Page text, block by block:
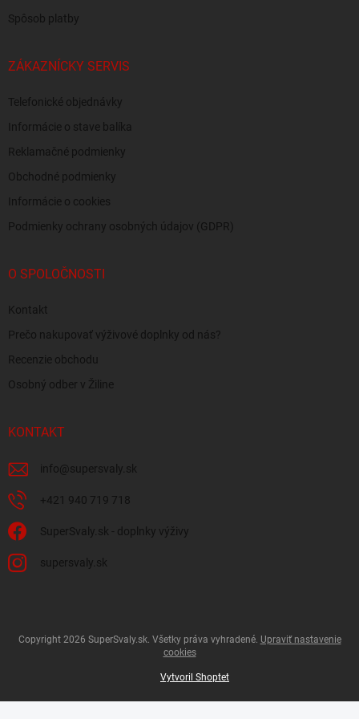
Spôsob platby
ZÁKAZNÍCKY SERVIS
Telefonické objednávky
Informácie o stave balíka
Reklamačné podmienky
Obchodné podmienky
Informácie o cookies
Podmienky ochrany osobných údajov (GDPR)
O SPOLOČNOSTI
Kontakt
Prečo nakupovať výživové doplnky od nás?
Recenzie obchodu
Osobný odber v Žiline
KONTAKT
info@ supersvaly.sk
+421 940 719 718
SuperSvaly.sk - doplnky výživy
supersvaly.sk
Vytvoril Shoptet
Copyright 2026 SuperSvaly.sk. Všetky práva vyhradené. Upraviť nastavenie
cookies